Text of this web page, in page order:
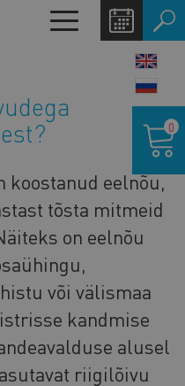
Toggle
navigation
eelnõu,
tõsta mitmeid
on eelnõu
või välismaa
kandmise
alusel
riigilõivu
0